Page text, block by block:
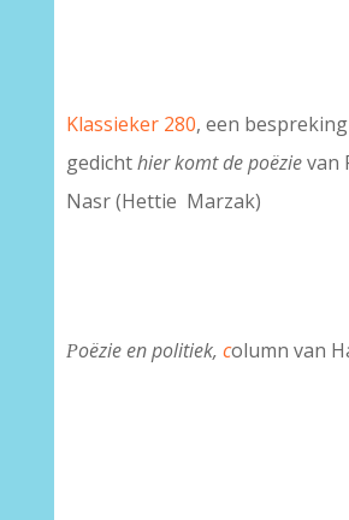
Klassieker 280, een
gedichthier komt de poëzievan
Nasr (Hettie Marzak)
Poëzieen politiek, column van